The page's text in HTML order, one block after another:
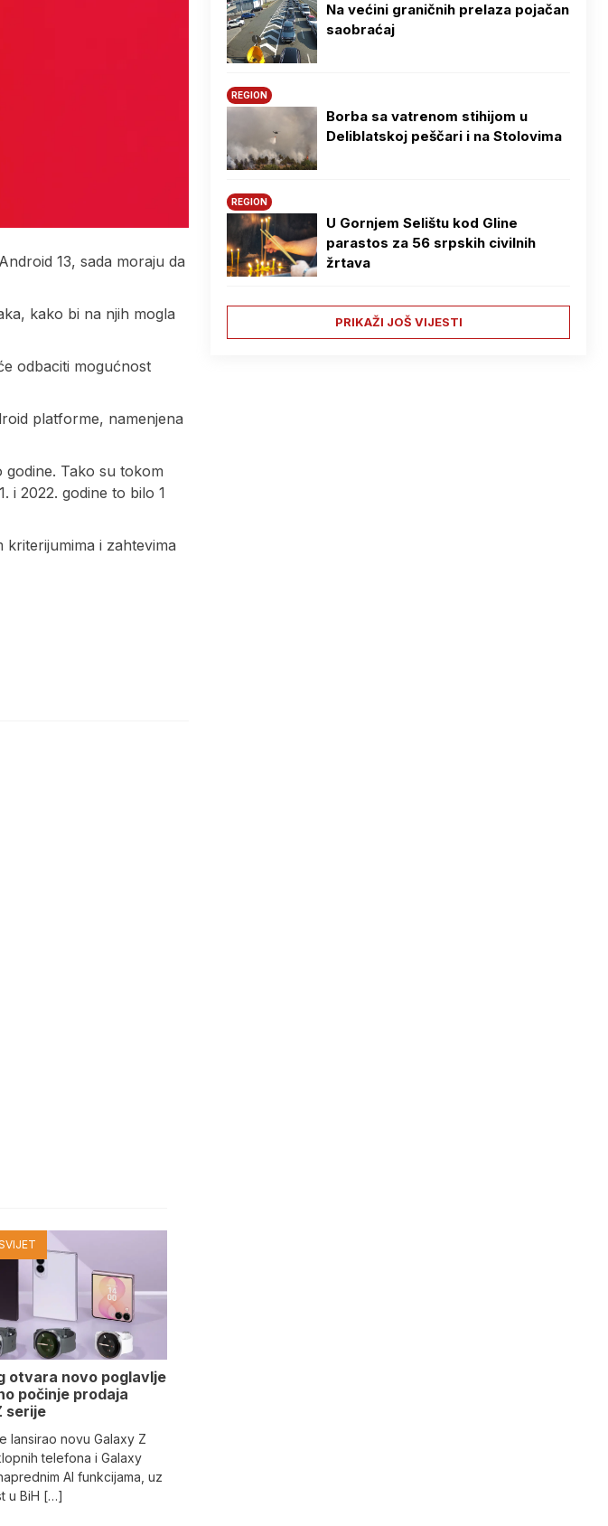
13, sada moraju da
kako bi na njih mogla
odbaciti mogućnost
platforme, namenjena
godine. Tako su tokom
i 2022. godine to bilo 1
i zahtevima
otvara novo poglavlje
počinje prodaja
serije
lansirao novu Galaxy Z
telefona i Galaxy
AI funkcijama, uz
u BiH […]
Na većini graničnih prelaza pojačan
saobraćaj
REGION
Borba sa vatrenom stihijom u
Deliblatskoj peščari i na Stolovima
REGION
U Gornjem Selištu kod Gline
parastos za 56 srpskih civilnih
žrtava
PRIKAŽI JOŠ VIJESTI